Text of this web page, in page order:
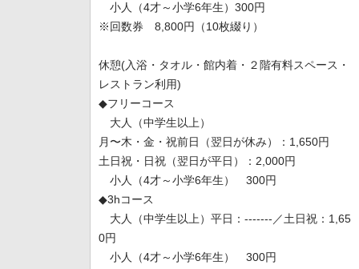
小人（4才～小学6年生）300円
※回数券 8,800円（10枚綴り）
休憩(入浴・タオル・館内着・２階有料スペース・
レストラン利用)
◆フリーコース
大人（中学生以上）
月〜木・金・祝前日（翌日が休み）：1,650円
土日祝・日祝（翌日が平日）：2,000円
小人（4才～小学6年生） 300円
◆3hコース
大人（中学生以上）平日：-------／土日祝：1,65
0円
小人（4才～小学6年生） 300円